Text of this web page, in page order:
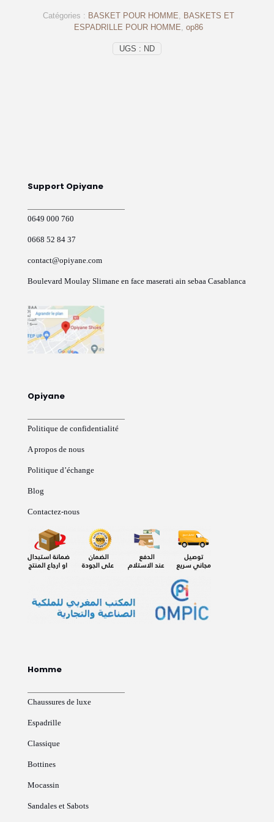
UGS : ND
Catégories : BASKET POUR HOMME
BASKETS ET
ESPADRILLE POUR HOMME op86
Support Opiyane
0649 000 760
0668 52 84 37
contact@opiyane.com
Boulevard Moulay Slimane en face maserati ain sebaa Casablanca
Opiyane
Politique de confidentialité
A propos de nous
Politique d’échange
Blog
Contactez-nous
Homme
Chaussures de luxe
Espadrille
Classique
Bottines
Mocassin
Sandales et Sabots